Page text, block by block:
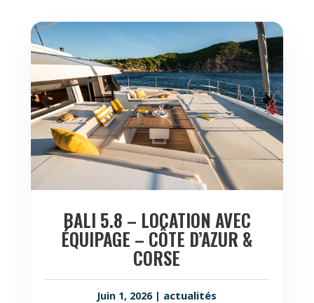
BALI 5.8 – LOCATION AVEC
ÉQUIPAGE – CÔTE D’AZUR &
CORSE
Juin 1, 2026| actualités